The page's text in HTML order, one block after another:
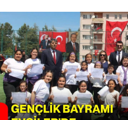
SAĞLIK
SPOR
11:11 MANŞET